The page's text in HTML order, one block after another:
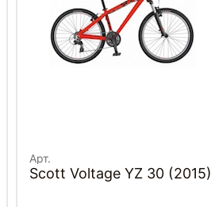
Арт.
Scott Voltage YZ 30 (2015)